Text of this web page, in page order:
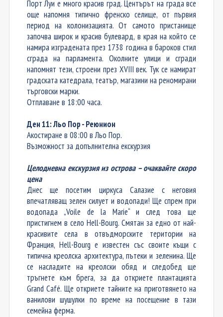
Порт Луи е много красив град. Центърът на града все
още напомня типично френско селище, от първия
период на колонизацията. От самото пристанище
започва широк и красив булевард, в края на който се
намира изградената през 1738 година в бароков стил
сграда напарламента. Околните улици и сгради
напомнят тези, строени през XVIII век. Тук се намират
градскатакатедрала, театър, магазини на реномирани
търговски марки.
Отплаване в 18:00 часа.
Ден 11: Льо Пор - Реюнион
Акостиране в 08:00 в Льо Пор.
Възможност за допълнителна екскурзия
Целодневна екскурзия из острова – очаквайте скоро
цена
Днес ще посетим циркуса Салазие с неговия
впечатляващ зелен силует и водопади! Ще спрем при
водопада „Voile de la Marie“ и след това ще
пристигнем в село Hell-Bourg. Смятан за едно от най-
красивите села в отвъдморските територии на
Франция, Hell-Bourg е известен със своите къщи с
типична креолска архитектура, пътеки и зеленина. Ще
се насладите на креолски обяд и следобед ще
тръгнете към брега, за да откриете плантацията
Grand Café. Ще откриете тайните на приготвянето на
ванилови шушулки по време на посещение в тази
семейна ферма.